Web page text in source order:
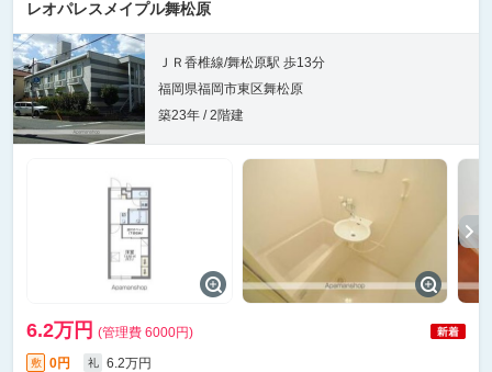
レオパレスメイプル舞松原
ＪＲ香椎線/舞松原駅 歩13分
福岡県福岡市東区舞松原
築23年 / 2階建
6.2万円 (管理費 6000円)
敷 0円 礼
6.2万円